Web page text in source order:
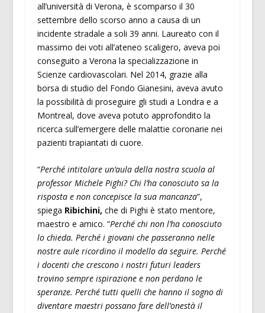
all’università di Verona, è scomparso il 30
settembre dello scorso anno a causa di un
incidente stradale a soli 39 anni. Laureato con il
massimo dei voti all’ateneo scaligero, aveva poi
conseguito a Verona la specializzazione in
Scienze cardiovascolari. Nel 2014, grazie alla
borsa di studio del Fondo Gianesini, aveva avuto
la possibilità di proseguire gli studi a Londra e a
Montreal, dove aveva potuto approfondito la
ricerca sull’emergere delle malattie coronarie nei
pazienti trapiantati di cuore.
“Perché intitolare un’aula della nostra scuola al
professor Michele Pighi? Chi l’ha conosciuto sa la
risposta e non concepisce la sua mancanza”,
spiega Ribichini, che di Pighi è stato mentore,
maestro e amico. “Perché chi non l’ha conosciuto
lo chieda. Perché i giovani che passeranno nelle
nostre aule ricordino il modello da seguire. Perché
i docenti che crescono i nostri futuri leaders
trovino sempre ispirazione e non perdano le
speranze. Perché tutti quelli che hanno il sogno di
diventare maestri possano fare dell’onestà il